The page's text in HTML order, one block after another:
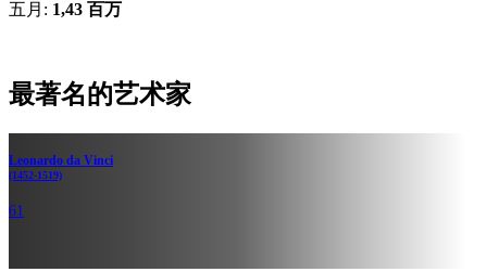
五月: 1,43 百万
最著名的艺术家
Leonardo da Vinci
(1452-1519)
61